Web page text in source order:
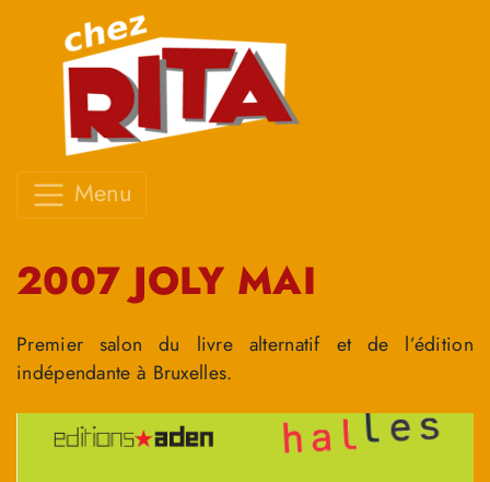
Menu
2007 JOLY MAI
Premier salon du livre alternatif et de l’édition
indépendante à Bruxelles.